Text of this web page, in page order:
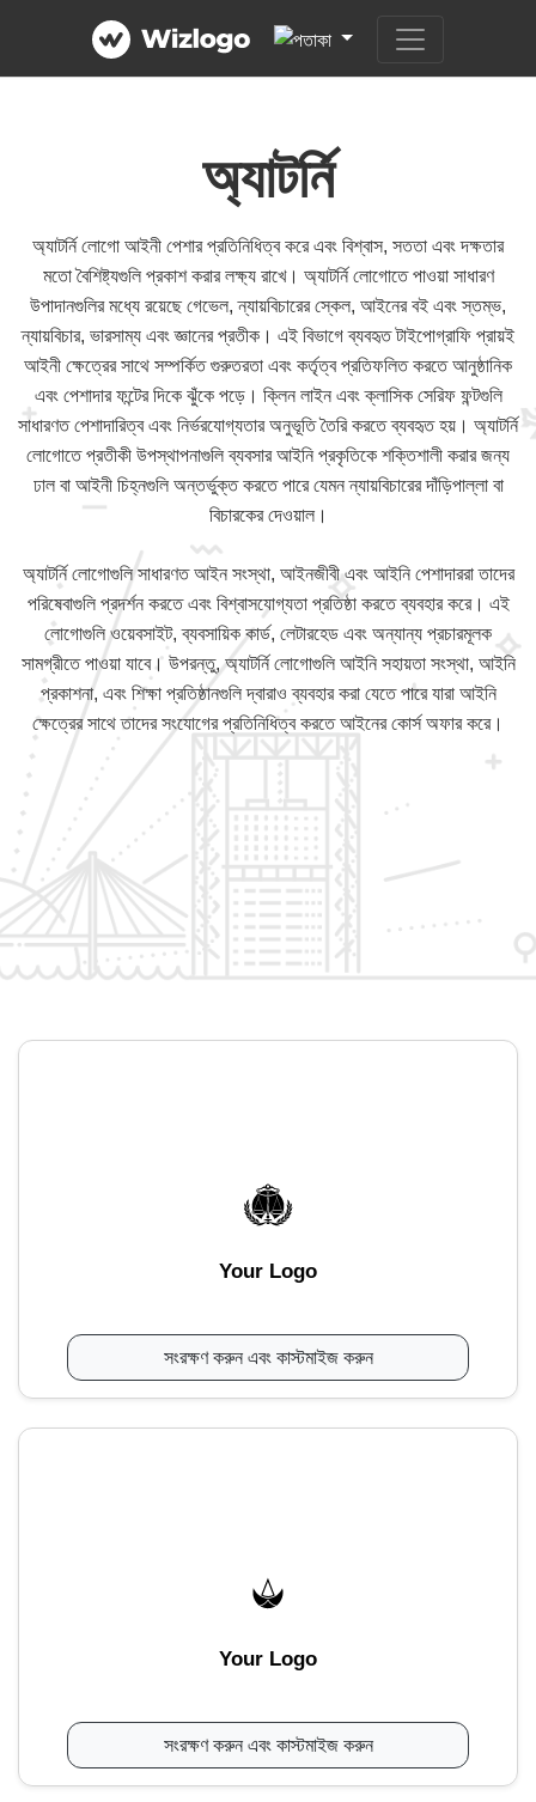
অ্যাটর্নি
অ্যাটর্নি লোগো আইনী পেশার প্রতিনিধিত্ব করে এবং বিশ্বাস, সততা এবং দক্ষতার
মতো বৈশিষ্ট্যগুলি প্রকাশ করার লক্ষ্য রাখে। অ্যাটর্নি লোগোতে পাওয়া সাধারণ
উপাদানগুলির মধ্যে রয়েছে গেভেল, ন্যায়বিচারের স্কেল, আইনের বই এবং স্তম্ভ,
ন্যায়বিচার, ভারসাম্য এবং জ্ঞানের প্রতীক। এই বিভাগে ব্যবহৃত টাইপোগ্রাফি প্রায়ই
আইনী ক্ষেত্রের সাথে সম্পর্কিত গুরুতরতা এবং কর্তৃত্ব প্রতিফলিত করতে আনুষ্ঠানিক
এবং পেশাদার ফন্টের দিকে ঝুঁকে পড়ে। ক্লিন লাইন এবং ক্লাসিক সেরিফ ফন্টগুলি
সাধারণত পেশাদারিত্ব এবং নির্ভরযোগ্যতার অনুভূতি তৈরি করতে ব্যবহৃত হয়। অ্যাটর্নি
লোগোতে প্রতীকী উপস্থাপনাগুলি ব্যবসার আইনি প্রকৃতিকে শক্তিশালী করার জন্য
ঢাল বা আইনী চিহ্নগুলি অন্তর্ভুক্ত করতে পারে যেমন ন্যায়বিচারের দাঁড়িপাল্লা বা
বিচারকের দেওয়াল।
অ্যাটর্নি লোগোগুলি সাধারণত আইন সংস্থা, আইনজীবী এবং আইনি পেশাদাররা তাদের
পরিষেবাগুলি প্রদর্শন করতে এবং বিশ্বাসযোগ্যতা প্রতিষ্ঠা করতে ব্যবহার করে। এই
লোগোগুলি ওয়েবসাইট, ব্যবসায়িক কার্ড, লেটারহেড এবং অন্যান্য প্রচারমূলক
সামগ্রীতে পাওয়া যাবে। উপরন্তু, অ্যাটর্নি লোগোগুলি আইনি সহায়তা সংস্থা, আইনি
প্রকাশনা, এবং শিক্ষা প্রতিষ্ঠানগুলি দ্বারাও ব্যবহার করা যেতে পারে যারা আইনি
ক্ষেত্রের সাথে তাদের সংযোগের প্রতিনিধিত্ব করতে আইনের কোর্স অফার করে।
Your Logo
সংরক্ষণ করুন এবং কাস্টমাইজ করুন
Your Logo
সংরক্ষণ করুন এবং কাস্টমাইজ করুন